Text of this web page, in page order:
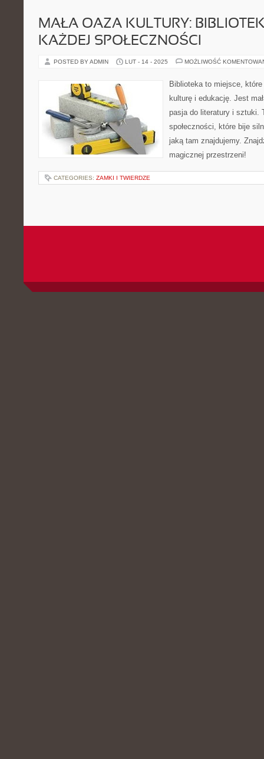
MAŁA OAZA KULTURY:
KAŻDEJ SPOŁECZNOŚCI
POSTED BY ADMIN LUT - 14 - 2025 MOŻLIWOŚĆ
Biblioteka to miejsce, które
kulturę i edukację. Jest
pasja do literatury i sztuki.
społeczności, które bije
jaką tam znajdujemy.
magicznej przestrzeni!
CATEGORIES: ZAMKI I TWIERDZE